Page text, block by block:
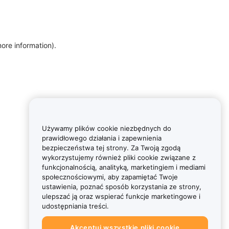
information).
Używamy plików cookie niezbędnych do
prawidłowego działania i zapewnienia
bezpieczeństwa tej strony. Za Twoją zgodą
wykorzystujemy również pliki cookie związane z
funkcjonalnością, analityką, marketingiem i mediami
społecznościowymi, aby zapamiętać Twoje
ustawienia, poznać sposób korzystania ze strony,
ulepszać ją oraz wspierać funkcje marketingowe i
udostępniania treści.